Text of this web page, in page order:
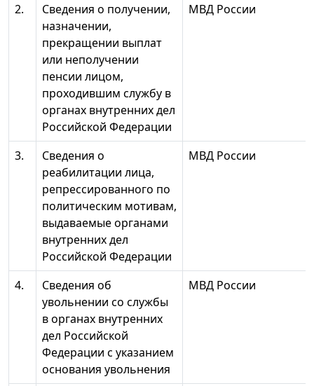
2.
Сведения о получении,
назначении,
прекращении выплат
или неполучении
пенсии лицом,
проходившим службу в
органах внутренних дел
Российской Федерации
МВД России
3.
Сведения о
реабилитации лица,
репрессированного по
политическим мотивам,
выдаваемые органами
внутренних дел
Российской Федерации
МВД России
4.
Сведения об
увольнении со службы
в органах внутренних
дел Российской
Федерации с указанием
основания увольнения
МВД России